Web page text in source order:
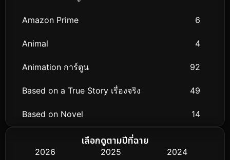
Amazon Prime 6
Animal 4
Animation การ์ตูน 92
Based on a True Story เรื่องจริง 49
Based on Novel 14
Biography ชีวิตจริงเลือกดูตามปีที่ฉาย
2026 2025
2024